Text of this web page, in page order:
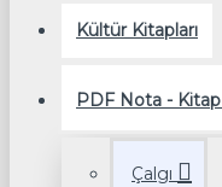
Kültür Kitapları
PDF Nota - Kitap
Çalgı